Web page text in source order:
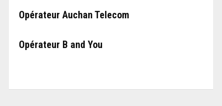
Opérateur Auchan Telecom
Opérateur B and You